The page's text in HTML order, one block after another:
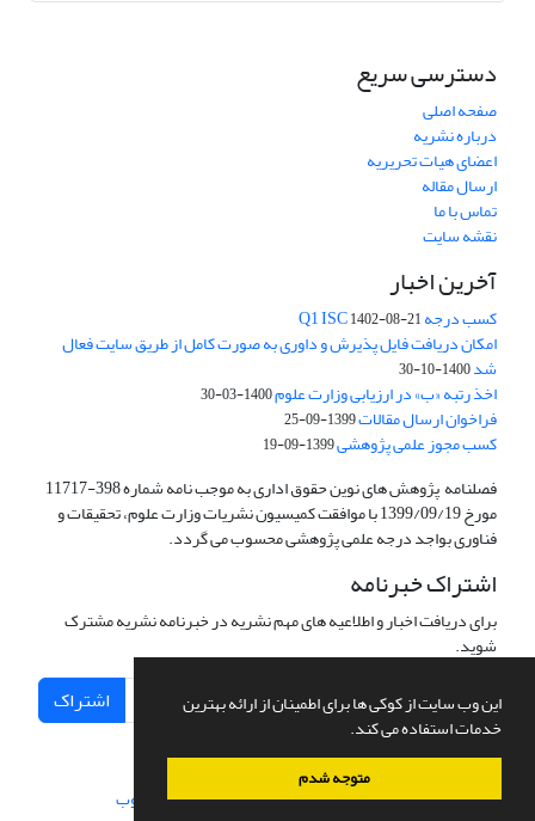
این وب سایت از کوکی ها برای اطمینان از ارائه بهترین
خدمات استفاده می کند.
متوجه شدم
دسترسی سریع
صفحه اصلی
درباره نشریه
اعضای هیات تحریریه
ارسال مقاله
تماس با ما
نقشه سایت
آخرین اخبار
کسب درجه Q1 ISC1402-08-21
امکان دریافت فایل پذیرش و داوری به صورت کامل از طریق سایت فعال
شد1400-10-30
اخذ رتبه «ب» در ارزیابی وزارت علوم1400-03-30
فراخوان ارسال مقالات1399-09-25
کسب مجوز علمی پژوهشی1399-09-19
فصلنامه پژوهش های نوین حقوق اداری به موجب نامه شماره 398-11717
مورخ 1399/09/19 با موافقت کمیسیون نشریات وزارت علوم، تحقیقات و
فناوری بواجد درجه علمی پژوهشی محسوب می گردد.
اشتراک خبرنامه
برای دریافت اخبار و اطلاعیه های مهم نشریه در خبرنامه نشریه مشترک
شوید.
اشتراک
سامانه مدیریت نشریات علمی.طراحی و پیاده سازی از سیناوب